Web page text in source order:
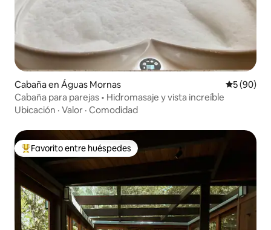
Cabaña en Águas Mornas
5 (90)
Cabaña para parejas • Hidromasaje y vista increíble
Ubicación · Valor · Comodidad
De los mejores en Favorito entre huéspedes
Favorito entre huéspedes